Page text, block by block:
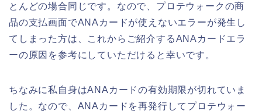
とんどの場合同じです。なので、プロテウォークの商
品の支払画面でANAカードが使えないエラーが発生し
てしまった方は、これからご紹介するANAカードエラ
ーの原因を参考にしていただけると幸いです。
ちなみに私自身はANAカードの有効期限が切れていま
した。なので、ANAカードを再発行してプロテウォー